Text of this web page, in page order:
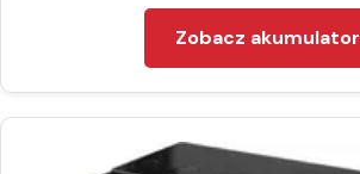
Zobacz akumulator